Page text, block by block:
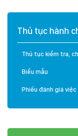
Thủ tục hành
Thủ tục kiểm tra,
Biểu mẫu
Phiếu đánh giá